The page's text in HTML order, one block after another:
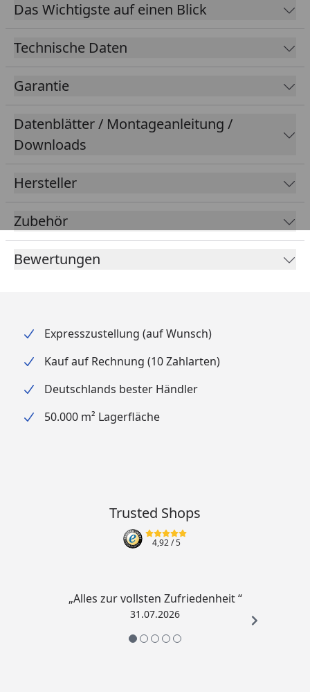
Liter .
Das Wichtigste auf einen Blick
Technische Daten
Garantie
Datenblätter / Montageanleitung /
Downloads
Hersteller
Zubehör
Bewertungen
Expresszustellung (auf Wunsch)
Kauf auf Rechnung (10 Zahlarten)
Deutschlands bester Händler
50.000 m² Lagerfläche
Trusted Shops
4,92/ 5
„Alles zur vollsten Zufriedenheit “
31.07.2026